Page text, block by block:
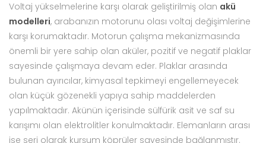
Voltaj yükselmelerine karşı olarak geliştirilmiş olan akü
modelleri, arabanızın motorunu olası voltaj değişimlerine
karşı korumaktadır. Motorun çalışma mekanizmasında
önemli bir yere sahip olan aküler, pozitif ve negatif plaklar
sayesinde çalışmaya devam eder. Plaklar arasında
bulunan ayırıcılar, kimyasal tepkimeyi engellemeyecek
olan küçük gözenekli yapıya sahip maddelerden
yapılmaktadır. Akünün içerisinde sülfürik asit ve saf su
karışımı olan elektrolitler konulmaktadır. Elemanların arası
ise seri olarak kurşum köprüler sayesinde bağlanmıştır.